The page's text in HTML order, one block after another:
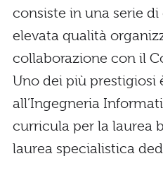
consiste in una serie
elevata qualità
collaborazione con il
Uno dei più prestigiosi
all’Ingegneria
curricula per la laurea
laurea specialistica